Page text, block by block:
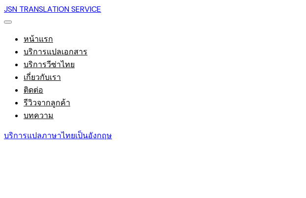
JSN TRANSLATION SERVICE
หน้าแรก
บริการแปลเอกสาร
บริการวีซ่าไทย
เกี่ยวกับเรา
ติดต่อ
รีวิวจากลูกค้า
บทความ
บริการแปลภาษาไทยเป็นอังกฤษ